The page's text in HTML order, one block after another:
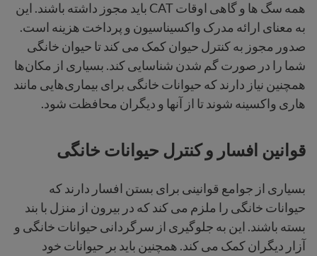
همه سگ ها و گاهی اوقات CAT باید مجوز داشته باشند. این
به معنای ارائه مدرک واکسیناسیون و پرداخت هزینه است.
صدور مجوز به کنترل حیوان کمک می کند تا حیوان خانگی
شما را در صورت گم شدن شناسایی کند. بسیاری از مکان‌ها
همچنین نیاز دارند که حیوانات خانگی برای بیماری‌هایی مانند
هاری واکسینه شوند تا از آنها و دیگران محافظت شود.
قوانین افسار و کنترل حیوانات خانگی
بسیاری از جوامع قوانینی برای بستن افسار دارند که
حیوانات خانگی را ملزم می کند که در بیرون از منزل با بند
بسته باشند. این به جلوگیری از سرگردانی حیوانات خانگی و
آزار دیگران کمک می کند. همچنین باید بر حیوانات خود